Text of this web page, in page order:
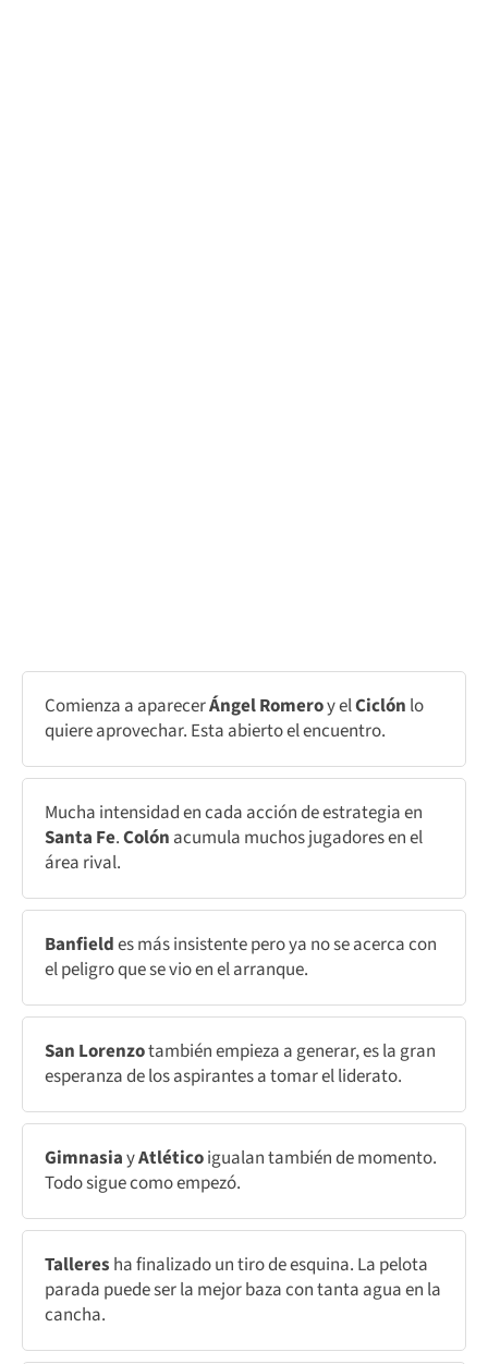
Comienza a aparecerÁngel Romeroy elCiclón lo
quiere aprovechar. Esta abierto el encuentro.
Mucha intensidad en cada acción de estrategia en
Santa Fe.Colón acumula muchos jugadores en el
área rival.
Banfieldes más insistente pero ya no se acerca con
el peligro que se vio en el arranque.
San Lorenzotambién empieza a generar, es la gran
esperanza de los aspirantes a tomar el liderato.
GimnasiayAtléticoigualan también de momento.
Todo sigue como empezó.
Talleres ha finalizado un tiro de esquina. La pelota
parada puede ser la mejor baza con tanta agua en la
cancha.